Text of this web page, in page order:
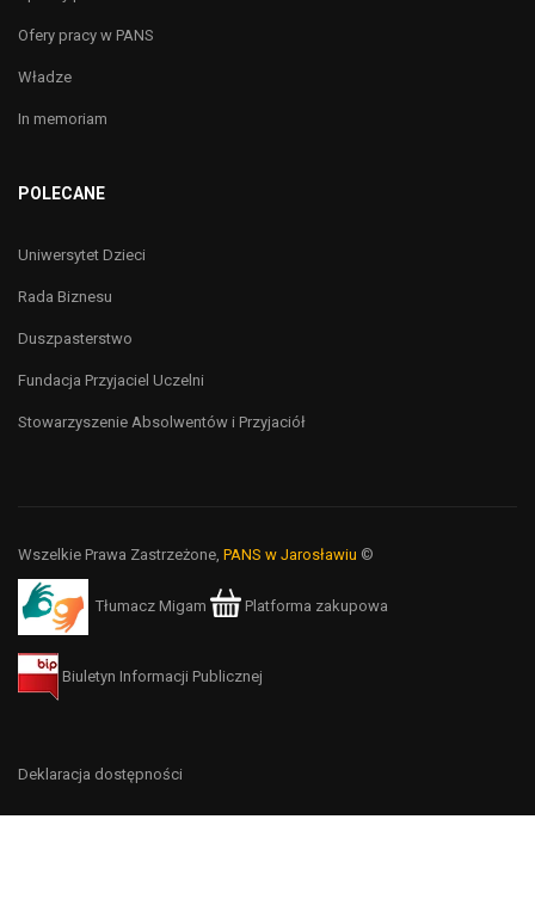
Ofery pracy w PANS
Władze
In memoriam
POLECANE
Uniwersytet Dzieci
Rada Biznesu
Duszpasterstwo
Fundacja Przyjaciel Uczelni
Stowarzyszenie Absolwentów i Przyjaciół
Wszelkie Prawa Zastrzeżone, PANS w Jarosławiu ©
Tłumacz Migam Platforma zakupowa
Biuletyn Informacji Publicznej
Deklaracja dostępności